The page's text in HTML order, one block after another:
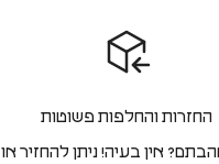
החזרות והחלפות פשוטות
אין בעיה! ניתן להחזיר או